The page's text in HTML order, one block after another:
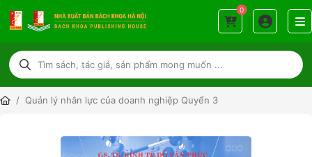
0
Quản lý nhân lực của doanh nghiệp Quyển 3